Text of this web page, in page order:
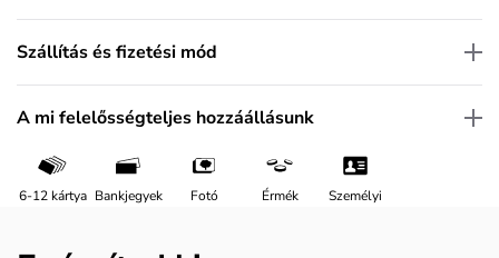
Szállítás és fizetési mód
A mi felelősségteljes hozzáállásunk
6-12 kártya Bankjegyek Fotó Érmék Személyi